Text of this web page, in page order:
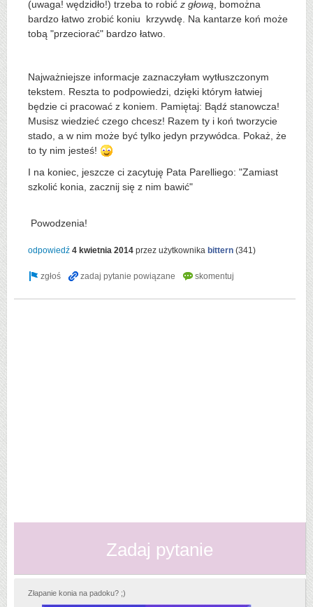
(uwaga! wędzidło!) trzeba to robić z głową , bomożna
bardzo łatwo zrobić koniu krzywdę. Na kantarze koń może
tobą "przeciorać" bardzo łatwo.
Najważniejsze informacje zaznaczyłam wytłuszczonym
tekstem. Reszta to podpowiedzi, dzięki którym łatwiej
będzie ci pracować z koniem. Pamiętaj: Bądź stanowcza!
Musisz wiedzieć czego chcesz! Razem ty i koń tworzycie
stado, a w nim może być tylko jedyn przywódca. Pokaż, że
to ty nim jesteś!
I na koniec, jeszcze ci zacytuję Pata Parelliego: "Zamiast
szkolić konia, zacznij się z nim bawić"
Powodzenia!
odpowiedź 4 kwietnia 2014 przez użytkownika bittern (341 )
Zadaj pytanie
Złapanie konia na padoku? ;)